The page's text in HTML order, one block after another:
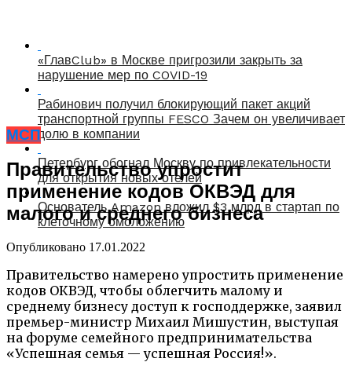
«ГлавClub» в Москве пригрозили закрыть за
нарушение мер по COVID-19
Рабинович получил блокирующий пакет акций
транспортной группы FESCO Зачем он увеличивает
долю в компании
Петербург обогнал Москву по привлекательности
для открытия новых отелей
Основатель Amazon вложил $3 млрд в стартап по
клеточному омоложению
МСП
Правительство упростит
применение кодов ОКВЭД для
малого и среднего бизнеса
Опубликовано 17.01.2022
Правительство намерено упростить применение
кодов ОКВЭД, чтобы облегчить малому и
среднему бизнесу доступ к господдержке, заявил
премьер-министр Михаил Мишустин, выступая
на форуме семейного предпринимательства
«Успешная семья — успешная Россия!».